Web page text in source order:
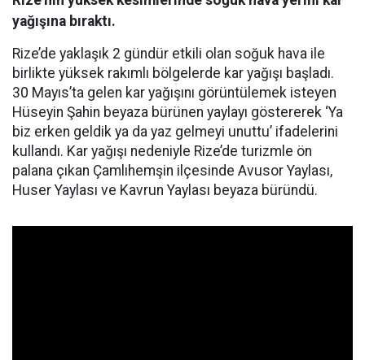
yağışına bıraktı.
Rize’de yaklaşık 2 gündür etkili olan soğuk hava ile
birlikte yüksek rakımlı bölgelerde kar yağışı başladı.
30 Mayıs’ta gelen kar yağışını görüntülemek isteyen
Hüseyin Şahin beyaza bürünen yaylayı göstererek ‘Ya
biz erken geldik ya da yaz gelmeyi unuttu’ ifadelerini
kullandı. Kar yağışı nedeniyle Rize’de turizmle ön
palana çıkan Çamlıhemşin ilçesinde Avusor Yaylası,
Huser Yaylası ve Kavrun Yaylası beyaza büründü.